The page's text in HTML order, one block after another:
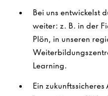
Bei uns entwickelst
weiter: z. B. in der
Plön, in unseren
Learning.
Ein